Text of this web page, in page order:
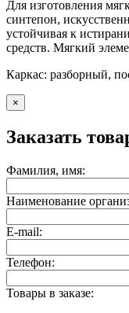
Для изготовления
синтепон,
устойчивая к
средств. Мягкий
Каркас: разборный,
×
Заказать
Фамилия, имя:
Наименование
E-mail:
Телефон:
Товары в заказе: